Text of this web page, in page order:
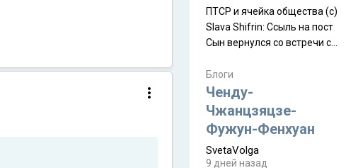
ПТСР и ячейка общества (с)
Slava Shifrin: Ссыль на пост
Сын вернулся со встречи с
уже, как демобилизовались,
а продолжают встречаться
почти каждую неделю) и с
порога сообщил: "Эйтан
разводится!" Эйтан -
мальчик из религиозной
Блоги
Ченду-
Чжанцзяцзе-
Фужун-Фенхуан
SvetaVolga
9 дней назад